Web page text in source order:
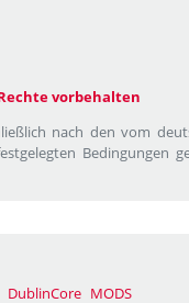
vorbehalten
nach den vom
Bedingungen
DublinCore MODS